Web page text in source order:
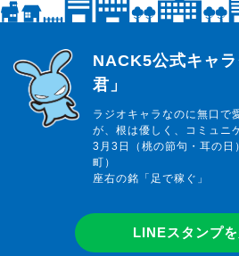
らじっと君
NACK5公式キャ
君」
ラジオキャラなのに無口で
が、根は優しく、コミュニ
3月3日（桃の節句・耳の日
町）
座右の銘「足で稼ぐ」
LINEスタンプ